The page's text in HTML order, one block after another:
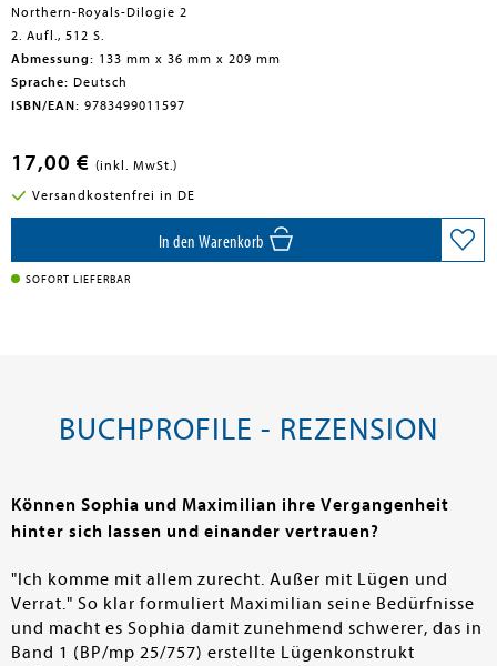
Northern-Royals-Dilogie 2
2. Aufl., 512 S.
Abmessung: 133 mm x 36 mm x 209 mm
Sprache: Deutsch
ISBN/EAN: 9783499011597
17,00 € (inkl. MwSt.)
Versandkostenfrei in DE
In den Warenkorb
SOFORT LIEFERBAR
BUCHPROFILE - REZENSION
Können Sophia und Maximilian ihre Vergangenheit
hinter sich lassen und einander vertrauen?
"Ich komme mit allem zurecht. Außer mit Lügen und
Verrat." So klar formuliert Maximilian seine Bedürfnisse
und macht es Sophia damit zunehmend schwerer, das in
Band 1 (BP/mp 25/757) erstellte Lügenkonstrukt